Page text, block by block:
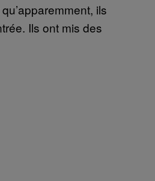
ils
Ils ont mis des